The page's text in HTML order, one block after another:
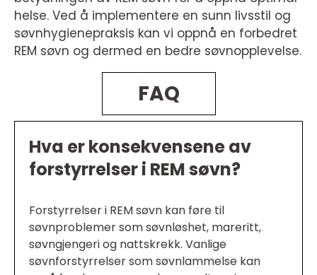
helse. Ved å implementere en sunn livsstil og
søvnhygienepraksis kan vi oppnå en forbedret
REM søvn og dermed en bedre søvnopplevelse.
FAQ
Hva er konsekvensene av
forstyrrelser i REM søvn?
Forstyrrelser i REM søvn kan føre til
søvnproblemer som søvnløshet, mareritt,
søvngjengeri og nattskrekk. Vanlige
søvnforstyrrelser som søvnlammelse kan